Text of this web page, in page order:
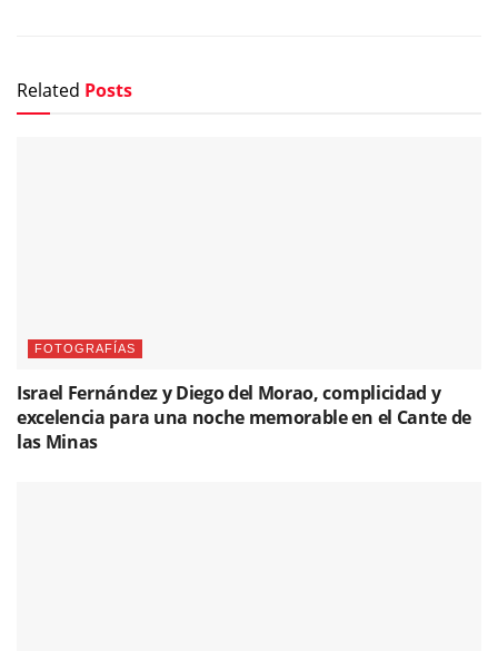
Related Posts
FOTOGRAFÍAS
Israel Fernández y Diego del Morao, complicidad y
excelencia para una noche memorable en el Cante de
las Minas